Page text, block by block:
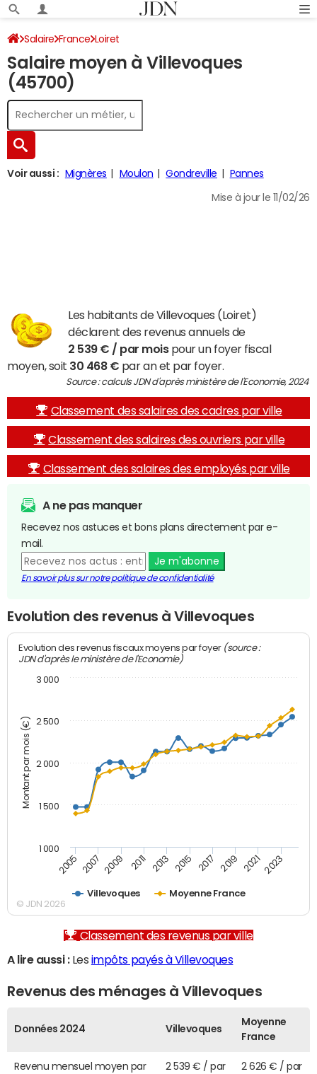
Salaire France Loiret
Salaire moyen à Villevoques
(45700)
Voir aussi : Mignères Moulon Gondreville Pannes
Mise à jour le 11/02/26
Les habitants de Villevoques (Loiret)
déclarent des revenus annuels de
2 539 € / par moispour un foyer fiscal
moyen, soit 30 468 € par an et par foyer.
Source : calculs JDN d'après ministère de l'Economie, 2024
Classement des salaires des cadres par ville
Classement des salaires des ouvriers par ville
Classement des salaires des employés par ville
A ne pas manquer
Recevez nos astuces et bons plans directement par e-
mail.
Je m'abonne
En savoir plus sur notre politique de confidentialité
Evolution des revenus à Villevoques
Montant par mois (€)
Evolution des revenus fiscaux moyens par foyer (source :
JDN d'après le ministère de l'Economie)
Villevoques Moyenne France
2005 2007 2009 2011 2013 2015 2017 2019 2021 2023
1 000
1 500
2 000
2 500
3 000
© JDN 2026
Classement des revenus par ville
A lire aussi :Les impôts payés à Villevoques
Revenus des ménages à Villevoques
Données 2024 Villevoques
Moyenne
France
Revenu mensuel moyen par
2 539 € / par
2 626 € / par